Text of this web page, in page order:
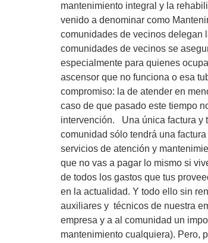
mantenimiento integral y la
venido a denominar como
comunidades de vecinos delegan
comunidades de vecinos se
especialmente para quienes
ascensor que no funciona o esa
compromiso: la de atender en
caso de que pasado este tiempo
intervención. Una única factura y
comunidad sólo tendrá una
servicios de atención y
que no vas a pagar lo mismo si
de todos los gastos que tus
en la actualidad. Y todo ello sin
auxiliares y técnicos de nuestra
empresa y a al comunidad un
mantenimiento cualquiera). Pero,